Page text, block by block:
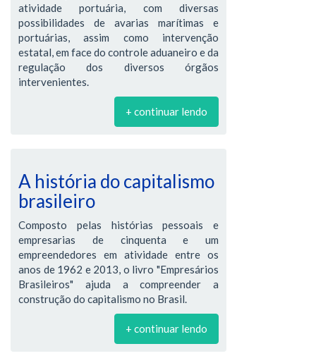
atividade portuária, com diversas
possibilidades de avarias marítimas e
portuárias, assim como intervenção
estatal, em face do controle aduaneiro e da
regulação dos diversos órgãos
intervenientes.
+ continuar lendo
A história do capitalismo
brasileiro
Composto pelas histórias pessoais e
empresarias de cinquenta e um
empreendedores em atividade entre os
anos de 1962 e 2013, o livro "Empresários
Brasileiros" ajuda a compreender a
construção do capitalismo no Brasil.
+ continuar lendo